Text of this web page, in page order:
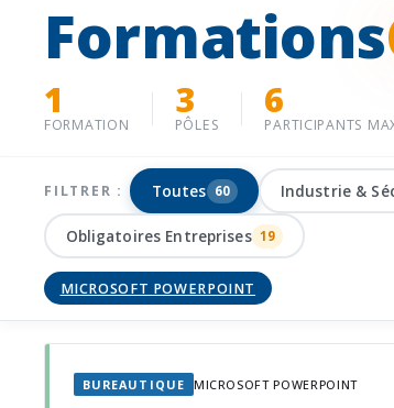
Formations
1
FORMATION
3
PÔLES
6
PARTICIPANTS
FILTRER : Toutes 60 Industrie &
Obligatoires Entreprises 19
MICROSOFT POWERPOINT
BUREAUTIQUE MICROSOFT POWERPOINT